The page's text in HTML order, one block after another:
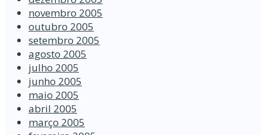
novembro 2005
outubro 2005
setembro 2005
agosto 2005
julho 2005
junho 2005
maio 2005
abril 2005
março 2005